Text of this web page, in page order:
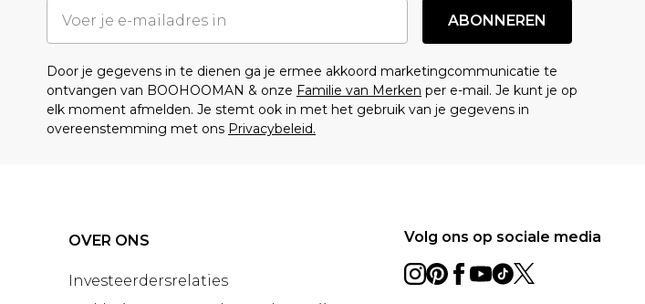
ABONNEREN
Door je gegevens in te dienen ga je ermee akkoord marketingcommunicatie te
ontvangen van BOOHOOMAN & onze Familie van Merken per e-mail. Je kunt je op
elk moment afmelden. Je stemt ook in met het gebruik van je gegevens in
overeenstemming met ons Privacybeleid.
OVER ONS
Investeerdersrelaties
Volg ons op sociale media